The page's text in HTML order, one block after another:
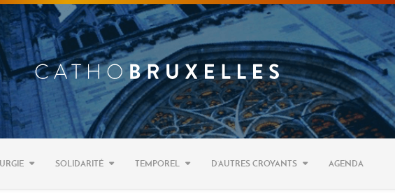
SOLIDARITÉ TEMPOREL D’AUTRES CROYANTS AGENDA